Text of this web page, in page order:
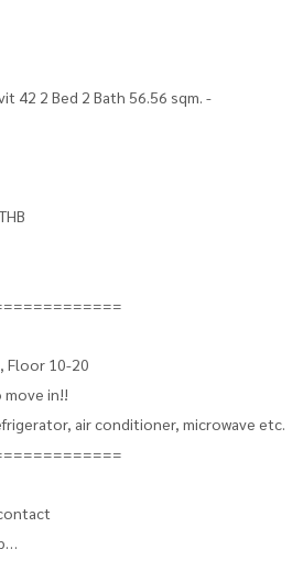
42 2 Bed 2 Bath 56.56 sqm. -
Floor 10-20
move in!!
air conditioner, microwave etc.